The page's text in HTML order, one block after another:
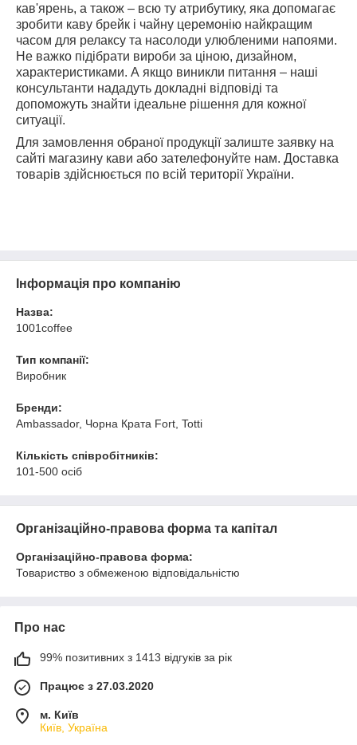
кав'ярень, а також – всю ту атрибутику, яка допомагає
зробити каву брейк і чайну церемонію найкращим
часом для релаксу та насолоди улюбленими напоями.
Не важко підібрати вироби за ціною, дизайном,
характеристиками. А якщо виникли питання – наші
консультанти нададуть докладні відповіді та
допоможуть знайти ідеальне рішення для кожної
ситуації.
Для замовлення обраної продукції залиште заявку на
сайті магазину кави або зателефонуйте нам. Доставка
товарів здійснюється по всій території України.
Інформація про компанію
Назва:
1001coffee
Тип компанії:
Виробник
Бренди:
Ambassador, Чорна Крата Fort, Totti
Кількість співробітників:
101-500 осіб
Організаційно-правова форма та капітал
Організаційно-правова форма:
Товариство з обмеженою відповідальністю
Про нас
99% позитивних з 1413 відгуків за рік
Працює з 27.03.2020
м. Київ
Київ, Україна